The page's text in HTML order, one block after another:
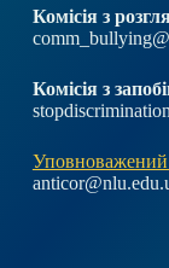
Комісія з
Комісія з
Уповноважений